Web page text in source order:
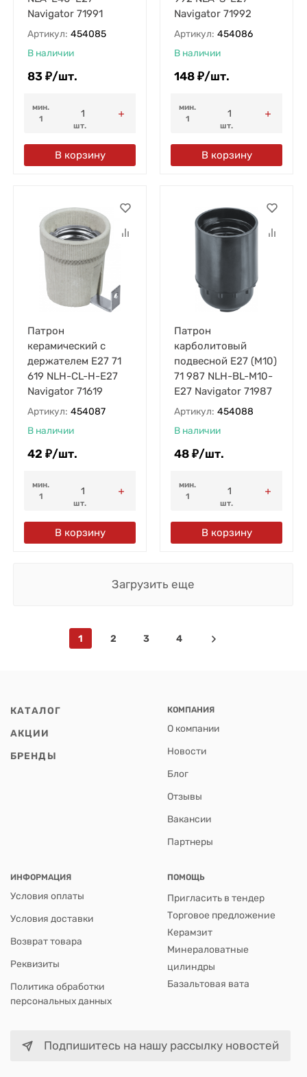
Navigator 71991
Артикул: 454085
В наличии
83 ₽/шт.
мин.
1
шт.
В корзину
Navigator 71992
Артикул: 454086
В наличии
148 ₽/шт.
мин.
1
шт.
В корзину
Патрон
керамический с
держателем E27 71
619 NLH-CL-H-E27
Navigator 71619
Артикул: 454087
В наличии
42 ₽/шт.
мин.
1
шт.
В корзину
Патрон
карболитовый
подвесной E27 (M10)
71 987 NLH-BL-M10-
E27 Navigator 71987
Артикул: 454088
В наличии
48 ₽/шт.
мин.
1
шт.
В корзину
Загрузить еще
1 2 3 4
КАТАЛОГ
АКЦИИ
БРЕНДЫ
КОМПАНИЯ
О компании
Новости
Блог
Отзывы
Вакансии
Партнеры
ИНФОРМАЦИЯ
Условия оплаты
Условия доставки
Возврат товара
Реквизиты
Политика обработки
персональных данных
ПОМОЩЬ
Пригласить в тендер
Торговое предложение
Керамзит
Минераловатные
цилиндры
Базальтовая вата
Подпишитесь на нашу рассылку новостей